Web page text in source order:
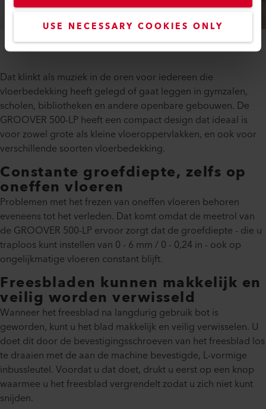
USE NECESSARY COOKIES ONLY
Dat klinkt als muziek in de oren voor iedereen die
vloerbedekking heeft gelegd of gaat leggen in gymzalen,
scholen, bibliotheken en andere openbare gebouwen. De
GROOVER 500-LP heeft een compact design dat ideaal is
voor zowel grote als kleine vloeroppervlakken, en ook voor
verschillende soorten vloerbedekking.
Constante groefdiepte, zelfs op
oneffen vloeren
Problemen met het frezen van oneffen vloeren behoren
eveneens tot het verleden. Dat komt omdat de meetrol van
de GROOVER 500-LP ervoor zorgt dat de groefdiepte - die u
traploos kunt instellen van 0 - 6 mm / 0 - 0,24 in - ook op
ongelijkmatige vloeren constant blijft.
Freesbladen kunnen makkelijk en
veilig worden verwisseld
Wanneer het freesblad na langdurig gebruik bot is
geworden, kunt u het blad makkelijk en veilig verwisselen. U
doet dit door de bevestigingsschroeven van het freesblad los
te draaien met de aan de machine bevestigde, L-vormige
inbussleutel. Voordat u dat doet, drukt u eerst op een knop
waarmee u het freesblad vergrendelt zodat u zich niet kunt
snijden.